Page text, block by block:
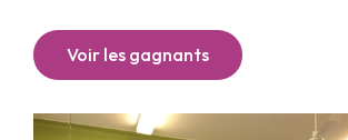
Voir les gagnants